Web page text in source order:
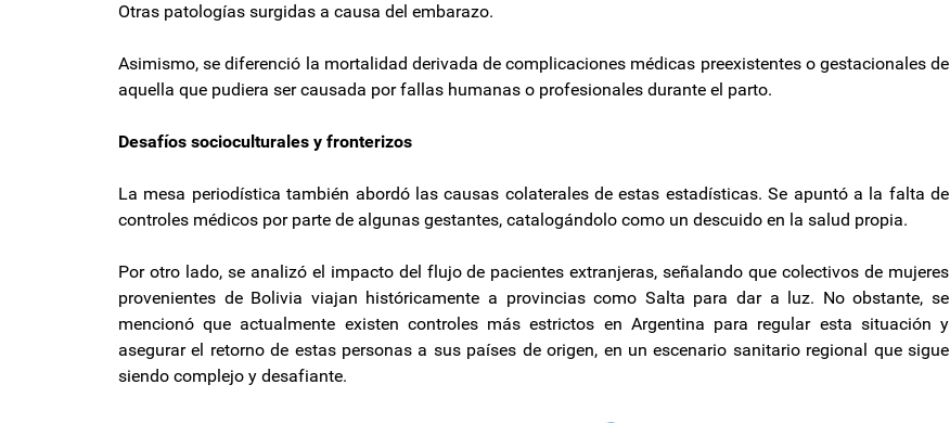
Otras patologías surgidas a causa del embarazo.
Asimismo, se diferenció la mortalidad derivada de complicaciones médicas preexistentes o gestacionales de
aquella que pudiera ser causada por fallas humanas o profesionales durante el parto.
Desafíos socioculturales y fronterizos
La mesa periodística también abordó las causas colaterales de estas estadísticas. Se apuntó a la falta de
controles médicos por parte de algunas gestantes, catalogándolo como un descuido en la salud propia.
Por otro lado, se analizó el impacto del flujo de pacientes extranjeras, señalando que colectivos de mujeres
provenientes de Bolivia viajan históricamente a provincias como Salta para dar a luz. No obstante, se
mencionó que actualmente existen controles más estrictos en Argentina para regular esta situación y
asegurar el retorno de estas personas a sus países de origen, en un escenario sanitario regional que sigue
siendo complejo y desafiante.